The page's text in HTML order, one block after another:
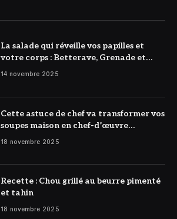
La salade qui réveille vos papilles et
votre corps : Betterave, Grenade et
Citron à l’honneur
14 novembre 2025
Cette astuce de chef va transformer vos
soupes maison en chef-d’œuvre
réconfortant
18 novembre 2025
Recette : Chou grillé au beurre pimenté
et tahin
18 novembre 2025